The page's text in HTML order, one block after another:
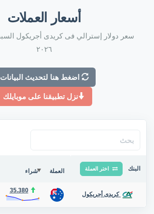
أسعار العملات
٢٠٢٦
اضغط هنا لتحديث البيانات
نزل تطبيقنا على موبايلك
البنك اختر العملة العملة شراء
كريدى أجريكول
35.380